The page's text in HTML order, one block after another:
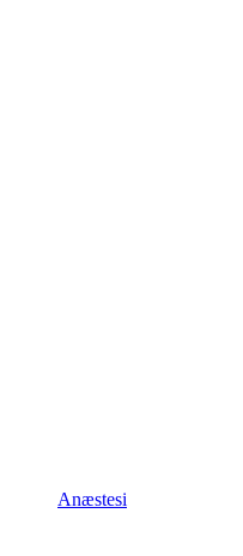
Anæstesi